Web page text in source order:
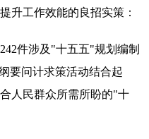
升工作效能的良招实策：
件涉及"十五五"规划编制
要问计求策活动结合起
人民群众所需所盼的"十